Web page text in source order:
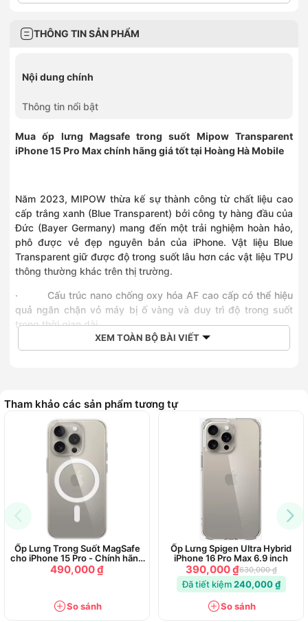
THÔNG TIN SẢN PHẨM
Nội dung chính
Thông tin nổi bật
Mua ốp lưng Magsafe trong suốt Mipow Transparent
iPhone 15 Pro Maxchính hãng giá tốt tại Hoàng Hà Mobile
Năm 2023, MIPOW thừa kế sự thành công từ chất liệu cao
cấp trắng xanh (Blue Transparent) bởi công ty hàng đầu của
Đức (Bayer Germany) mang đến một trải nghiệm hoàn hảo,
phô được vẻ đẹp nguyên bản của iPhone. Vật liệu Blue
Transparent giữ được độ trong suốt lâu hơn các vật liệu TPU
thông thường khác trên thị trường.
· Cấu trúc nano chống oxy hóa AF cao cấp có thể hiệu
quả ngăn chặn vỏ máy bị ố vàng và duy trì độ trong suốt
trong thời gian dài.
·Thiết kế “kết cấu quang học” giúp giảm nhiệt ở mặt
·Công nghệ bảo vệ Nano Practice, bảo vệ toàn diện
tuyệt vời, được trang bị các góc giảm xóc và viền nâng cao,
hấp thụ tác động từng lớp và cải thiện khả năng chống va
đập lên 30 lần, tối đa hóa bảo vệ cho điện thoại của bạn.
Các khe, cổng loa và cổng sạc được xử lý chính xác
từng iPhone, fit hoàn toàn
Thông tin nổi bật
·Chất liệu hàng đầu đến từ công ty hàng đầu bayer đức
Chống ố vàng tốt hơn
Cấu trúc chống ôxi hoá nano tiên tiến
XEM TOÀN BỘ BÀI VIẾT
Tham khảo các sản phẩm tương tự
Ốp Lưng Trong Suốt MagSafe
cho iPhone 15 Pro - Chính hãng
Apple
490,000 ₫
So sánh
Ốp Lưng Spigen Ultra Hybrid
iPhone 16 Pro Max 6.9 inch
390,000 ₫630,000 ₫
Đã tiết kiệm240,000 ₫
So sánh